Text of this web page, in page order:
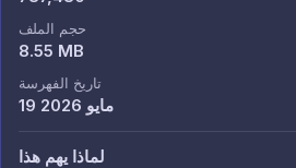
حجم الملف
8.55 MB
تاريخ الفهرسة
19 مايو 2026
لماذا يهم هذا